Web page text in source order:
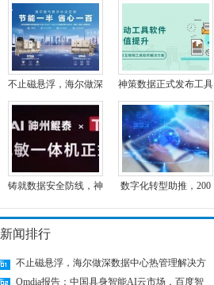
不止磁悬浮，海尔做深 神策数据正式发布工具
铸就数据安全防线，神 数字化转型助推，200
新闻排行
不止磁悬浮，海尔做深数据中心热管理解决方
Omdia报告：中国具身智能AI云市场，百度智